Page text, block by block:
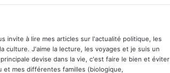
invite à lire mes articles sur l'actualité politique, les
culture. J'aime la lecture, les voyages et je suis un
devise dans la vie, c'est faire le bien et éviter
et mes différentes familles (biologique,